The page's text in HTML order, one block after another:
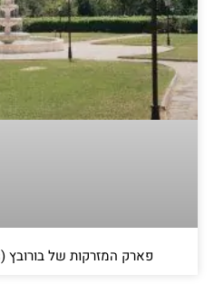
פארק המזרקות של בורובץ (Borovets fountains)